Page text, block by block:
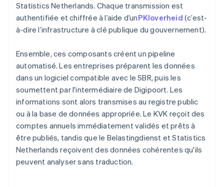
Statistics Netherlands. Chaque transmission est
authentifiée et chiffrée à l’aide d’unPKIoverheid (c’est-
à-dire l’infrastructure à clé publique du gouvernement).
Ensemble, ces composants créent un pipeline
automatisé. Les entreprises préparent les données
dans un logiciel compatible avec le SBR, puis les
soumettent par l'intermédiaire de Digipoort. Les
informations sont alors transmises au registre public
ou à la base de données appropriée. Le KVK reçoit des
comptes annuels immédiatement validés et prêts à
être publiés, tandis que le Belastingdienst et Statistics
Netherlands reçoivent des données cohérentes qu'ils
peuvent analyser sans traduction.